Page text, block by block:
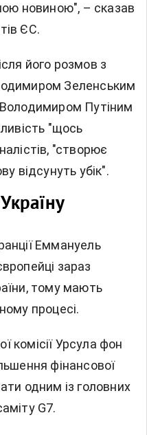
новиною", – сказав
ЄС.
його розмов з
Зеленським
Путіним
"щось
"створює
відсунуть убік".
Еммануель
зараз
тому мають
процесі.
комісії Урсула фон
фінансової
одним із головних
G7.